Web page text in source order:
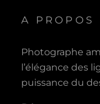
A PROPOS
Photographe
l’élégance des
puissance du